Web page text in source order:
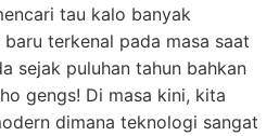
tau kalo banyak
terkenal pada masa saat
sejak puluhan tahun bahkan
gengs! Di masa kini, kita
dimana teknologi sangat